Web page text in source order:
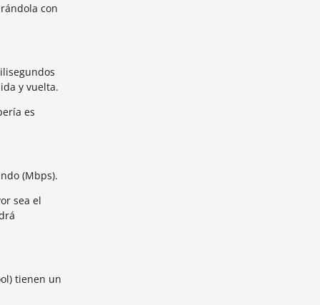
con
y vuelta.
es
(Mbps).
sea el
tienen un